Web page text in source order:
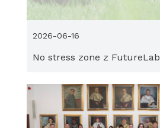
No stress zone z FutureLab
2026-06-16